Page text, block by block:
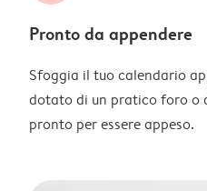
Pronto da appendere
Sfoggia il tuo calendario
dotato di un pratico foro o
pronto per essere appeso.